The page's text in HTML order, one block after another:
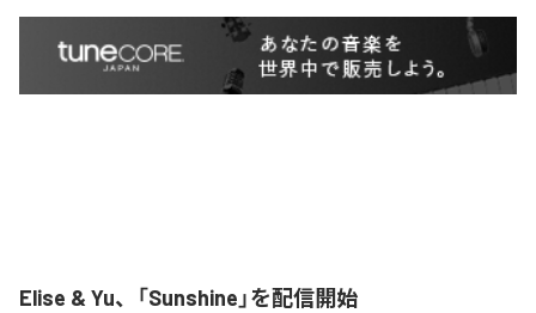
Elise & Yu、「Sunshine」を配信開始